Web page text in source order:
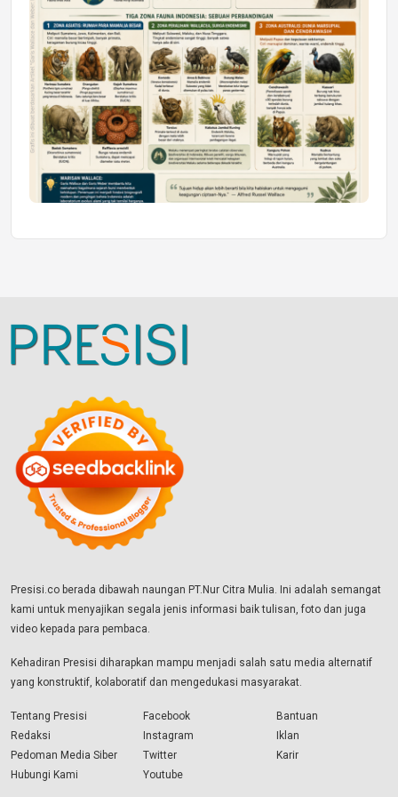
Presisi.co berada dibawah naungan PT.Nur Citra Mulia. Ini adalah semangat
kami untuk menyajikan segala jenis informasi baik tulisan, foto dan juga
video kepada para pembaca.
Kehadiran Presisi diharapkan mampu menjadi salah satu media alternatif
yang konstruktif, kolaboratif dan mengedukasi masyarakat.
Tentang Presisi
Redaksi
Pedoman Media Siber
Hubungi Kami
Facebook
Instagram
Twitter
Youtube
Bantuan
Iklan
Karir